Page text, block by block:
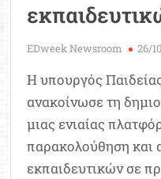
EDweek Newsroom 26/
Η υπουργός
ανακοίνωσε τη
μιας ενιαίας
παρακολούθηση και
εκπαιδευτικών σε